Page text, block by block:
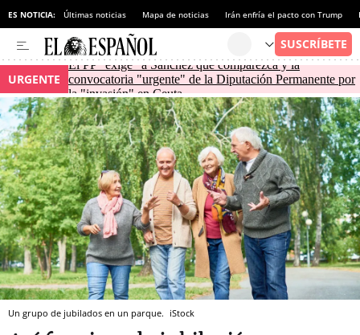
ES NOTICIA: Últimas noticias Mapa de noticias Irán enfría el pacto con Trump
URGENTE
El PP "exige" a Sánchez que comparezca y la
convocatoria "urgente" de la Diputación Permanente por
la "invasión" en Ceuta
Un grupo de jubilados en un parque. iStock